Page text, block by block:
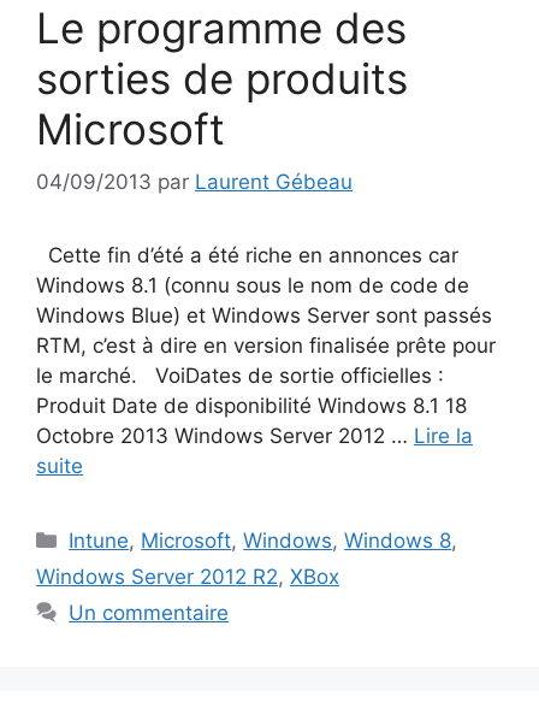
Le programme des
sorties de produits
Microsoft
04/09/2013 par Laurent Gébeau
Cette fin d’été a été riche en annonces car
Windows 8.1 (connu sous le nom de code de
Windows Blue) et Windows Server sont passés
RTM, c’est à dire en version finalisée prête pour
le marché. VoiDates de sortie officielles :
Produit Date de disponibilité Windows 8.1 18
Octobre 2013 Windows Server 2012 … Lire la
suite
Catégories
Intune, Microsoft,Windows,Windows 8,
Windows Server 2012 R2, XBox
Un commentaire